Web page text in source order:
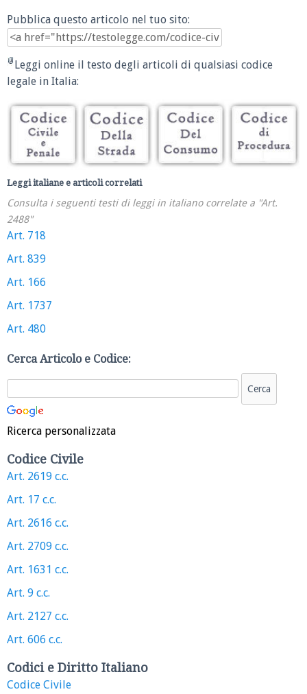
Pubblica questo articolo nel tuo sito:
Leggi online il testo degli articoli di qualsiasi codice
legale in Italia:
Leggi italiane e articoli correlati
Consulta i seguenti testi di leggi in italiano correlate a "Art.
2488"
Art. 718
Art. 839
Art. 166
Art. 1737
Art. 480
Cerca Articolo e Codice:
Ricerca personalizzata
Codice Civile
Art. 2619 c.c.
Art. 17 c.c.
Art. 2616 c.c.
Art. 2709 c.c.
Art. 1631 c.c.
Art. 9 c.c.
Art. 2127 c.c.
Art. 606 c.c.
Codici e Diritto Italiano
Codice Civile